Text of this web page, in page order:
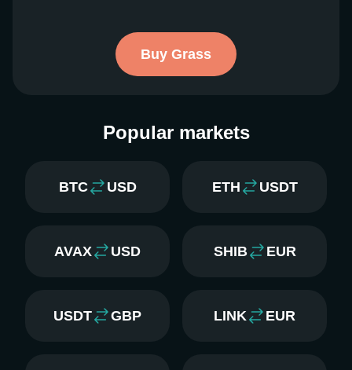
Buy Grass
Popular markets
BTC USD ETH USDT
AVAX USD SHIB EUR
USDT GBP LINK EUR